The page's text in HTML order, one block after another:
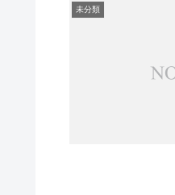
未分類